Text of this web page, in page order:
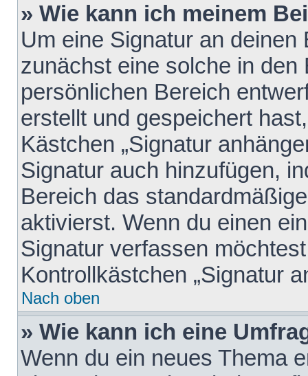
» Wie kann ich meinem
Um eine Signatur an
zunächst eine solche in den
persönlichen Bereich
erstellt und gespeichert
Kästchen „Signatur
Signatur auch hinzufügen,
Bereich das
aktivierst. Wenn du einen
Signatur verfassen
Kontrollkästchen „Signatur
Nach oben
» Wie kann ich eine
Wenn du ein neues Thema